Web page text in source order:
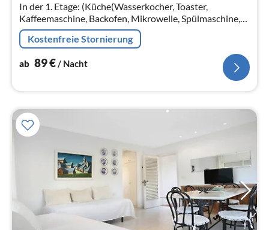
In der 1. Etage: (Küche(Wasserkocher, Toaster,
Kaffeemaschine, Backofen, Mikrowelle, Spülmaschine,
Kühlschrank, Tiefkühlschrank, Zitruspresse, ),
Wohn/Esszimmer(Schlafcouch 1 Pers.
Kostenfreie Stornierung
ab 89€/ Nacht